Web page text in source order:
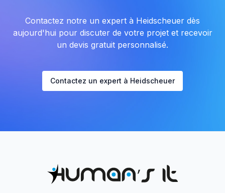
Contactez notre un expert à Heidscheuer dès
aujourd'hui pour discuter de votre projet et recevoir
un devis gratuit personnalisé.
Contactez un expert à Heidscheuer